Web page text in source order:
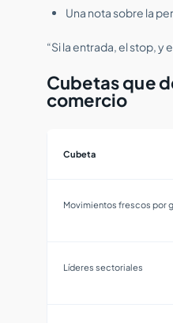
Una nota sobre la
“Si la entrada, el stop,
Cubetas que
comercio
Cubeta
Movimientos frescos por
Líderes sectoriales